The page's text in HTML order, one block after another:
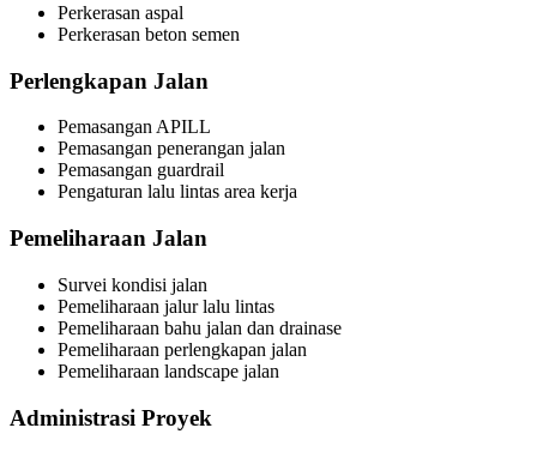
Perkerasan aspal
Perkerasan beton semen
Perlengkapan Jalan
Pemasangan APILL
Pemasangan penerangan jalan
Pemasangan guardrail
Pengaturan lalu lintas area kerja
Pemeliharaan Jalan
Survei kondisi jalan
Pemeliharaan jalur lalu lintas
Pemeliharaan bahu jalan dan drainase
Pemeliharaan perlengkapan jalan
Pemeliharaan landscape jalan
Administrasi Proyek